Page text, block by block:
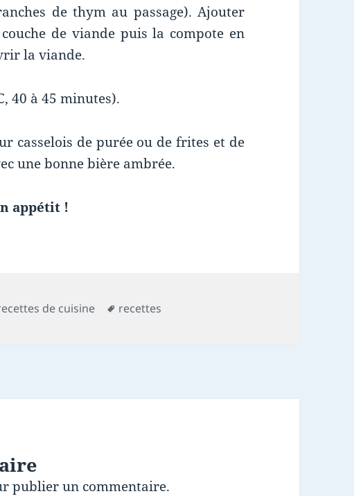
de thym au passage). Ajouter
de viande puis la compote en
la viande.
40 à 45 minutes).
casselois de purée ou de frites et de
une bonne bière ambrée.
appétit !
de cuisine
Mots-
recettes
publier un commentaire.